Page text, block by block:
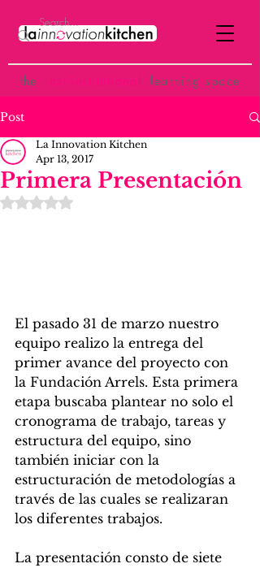
the ost-institutional learning space
Post
Primera Presentación
La Innovation Kitchen
Apr 13, 2017
Rated NaN out of 5 stars.
El pasado 31 de marzo nuestro
equipo realizo la entrega del
primer avance del proyecto con
la Fundación Arrels. Esta primera
etapa buscaba plantear no solo el
cronograma de trabajo, tareas y
estructura del equipo, sino
también iniciar con la
estructuración de metodologías a
través de las cuales se realizaran
los diferentes trabajos.
La presentación consto de siete